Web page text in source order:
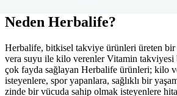
Neden Herbalife?
Herbalife, bitkisel takviye ürünleri üreten bir
vera suyu ile kilo verenler Vitamin takviyesi
çok fayda sağlayan Herbalife ürünleri; kilo
isteyenlere, spor yapanlara, sağlıklı bir
zinde bir vücuda sahip olmak isteyenlere